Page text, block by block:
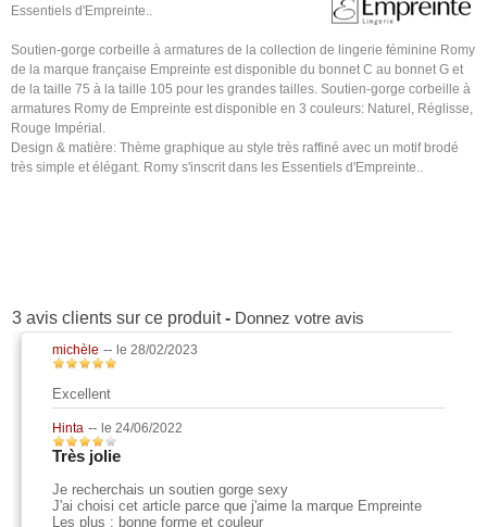
Essentiels d'Empreinte..
Soutien-gorge corbeille à armatures de la collection de lingerie féminine Romy
de la marque française Empreinte est disponible du bonnet C au bonnet G et
de la taille 75 à la taille 105 pour les grandes tailles. Soutien-gorge corbeille à
armatures Romy de Empreinte est disponible en 3 couleurs: Naturel, Réglisse,
Rouge Impérial.
Design & matière: Thème graphique au style très raffiné avec un motif brodé
très simple et élégant. Romy s'inscrit dans les Essentiels d'Empreinte..
3 avis clients sur ce produit- Donnez votre avis